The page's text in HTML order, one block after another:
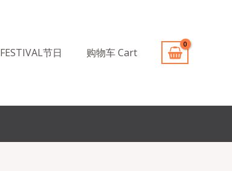
FESTIVAL节日 购物车 Cart